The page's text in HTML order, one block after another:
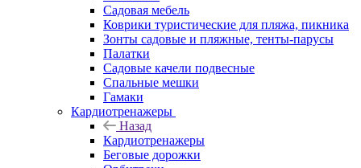
Садовая мебель
Коврики туристические для пляжа, пикника
Зонты садовые и пляжные, тенты-парусы
Палатки
Садовые качели подвесные
Спальные мешки
Гамаки
Кардиотренажеры
Назад
Кардиотренажеры
Беговые дорожки